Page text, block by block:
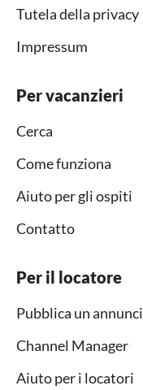
Tutela della privacy
Impressum
Per vacanzieri
Cerca
Come funziona
Aiuto per gli ospiti
Contatto
Per il locatore
Pubblica un
Channel Manager
Aiuto per i locatori